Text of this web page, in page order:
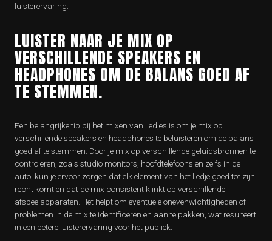
luisterervaring.
LUISTER NAAR JE MIX OP
VERSCHILLENDE SPEAKERS EN
HEADPHONES OM DE BALANS GOED AF
TE STEMMEN.
Een belangrijke tip bij het mixen van liedjes is om je mix op
verschillende speakers en headphones te beluisteren om de balans
goed af te stemmen. Door je mix op verschillende geluidsbronnen te
controleren, zoals studio monitors, hoofdtelefoons en zelfs in de
auto, kun je ervoor zorgen dat elk element van het liedje goed tot zijn
recht komt en dat de mix consistent klinkt op verschillende
afspeelapparaten. Het helpt om eventuele onevenwichtigheden of
problemen in de mix te identificeren en aan te pakken, wat resulteert
in een betere luisterervaring voor het publiek.